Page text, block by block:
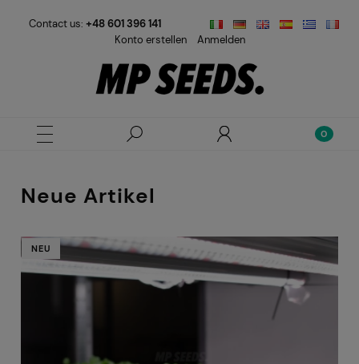
Contact us: +48 601 396 141
Konto erstellen
Anmelden
Neue Artikel
NEU